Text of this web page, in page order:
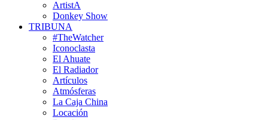
ArtistA
Donkey Show
TRIBUNA
#TheWatcher
Iconoclasta
El Ahuate
El Radiador
Artículos
Atmósferas
La Caja China
Locación